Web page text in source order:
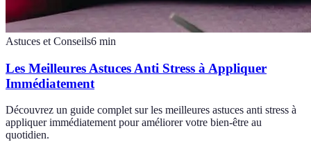
Astuces et Conseils6 min
Les Meilleures Astuces Anti Stress à Appliquer
Immédiatement
Découvrez un guide complet sur les meilleures astuces anti stress à
appliquer immédiatement pour améliorer votre bien-être au
quotidien.